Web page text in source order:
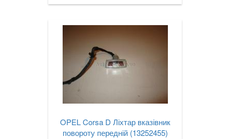
OPEL Corsa D Ліхтар вказівник
повороту передній (13252455)